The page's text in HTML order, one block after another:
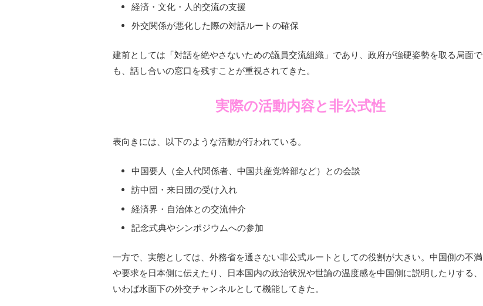
経済・文化・人的交流の支援
外交関係が悪化した際の対話ルートの確保
建前としては「対話を絶やさないための議員交流組織」であり、政府が強硬姿勢を取る局面で
も、話し合いの窓口を残すことが重視されてきた。
実際の活動内容と非公式性
表向きには、以下のような活動が行われている。
中国要人（全人代関係者、中国共産党幹部など）との会談
訪中団・来日団の受け入れ
経済界・自治体との交流仲介
記念式典やシンポジウムへの参加
一方で、実態としては、外務省を通さない非公式ルートとしての役割が大きい。中国側の不満
や要求を日本側に伝えたり、日本国内の政治状況や世論の温度感を中国側に説明したりする、
いわば水面下の外交チャンネルとして機能してきた。